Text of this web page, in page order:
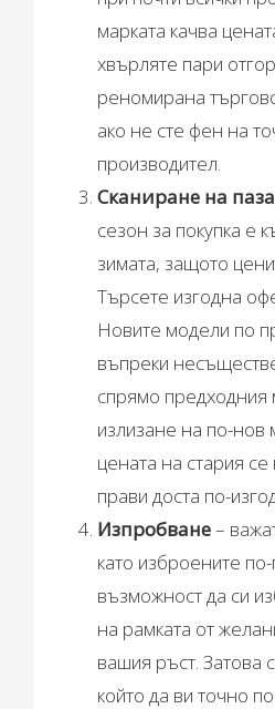
марката качва
хвърляте пари
реномирана
ако не сте фен на
производител.
Сканиране на
сезон за покупка е
зимата, защото
Търсете изгодна
Новите модели по
въпреки
спрямо
излизане на по-нов
цената на стария
прави доста по-
Изпробване–
като изброените
възможност да си
на рамката от
вашия ръст. Затова
който да ви точно